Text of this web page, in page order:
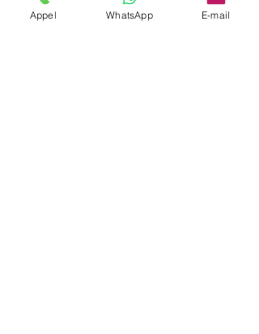
Appel WhatsApp E-mail